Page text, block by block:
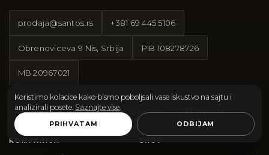
prodaja@santos.rs +381 69 445 5106
Obrenoviceva 9 Nis, Srbija PIB 108278726
MB20967021
Instagram Facebook TTTikTok
KOMPANIJA
Koristimo kolacice kako bismo poboljsali vase iskustvo na sajtu i
analizirali posete. Saznajte vise
PRIHVATAM ODBIJAM